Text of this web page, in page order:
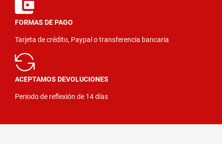
FORMAS DE PAGO
Tarjeta de crédito, Paypal o transferencia bancaria
ACEPTAMOS DEVOLUCIONES
Periodo de reflexión de 14 días